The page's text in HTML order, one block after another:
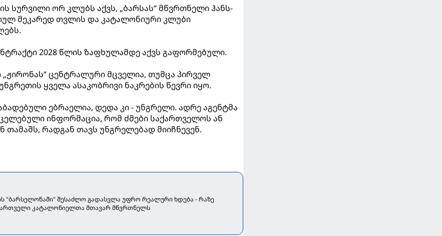
სურვილი ორ კლუბს აქვს, „ბარსას“ მწვრთნელი ჰანს-
მეკარედ თვლის და კატალონიური კლუბი
2028 წლის ზაფხულამდე აქვს გაფორმებული.
ცენტრალური მცველია, თუმცა პირველ
ყველა ასაკობრივი ნაკრების წევრი იყო.
ებრაელია, დედა კი - უნგრელი. ადრე აგენტმა
ინფორმაცია, რომ ძმები საქართველოს ან
თამაშს, რადგან თავს უნგრელებად მიიჩნევენ.
"ბარსელონაში" შესაძლო გადასვლა უფრო რეალური ხდება - რაზე
კატალონიელთა მთავარ მწვრთნელს